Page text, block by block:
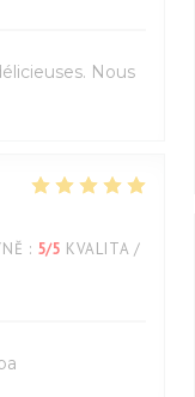
Nous
: 5/5 KVALITA /